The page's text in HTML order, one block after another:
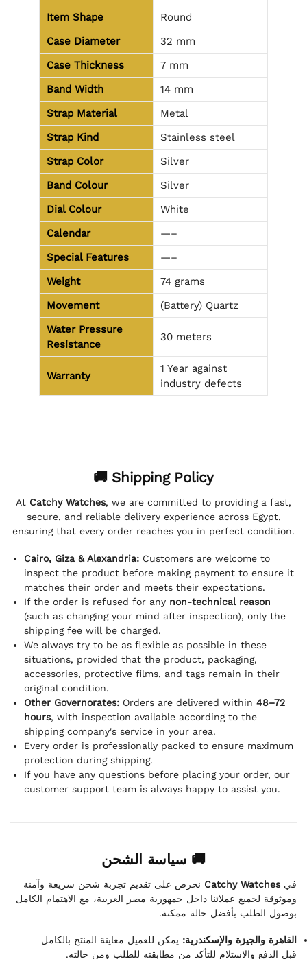
Item Shape
Round
Case Diameter
32 mm
Case Thickness
7 mm
Band Width
14 mm
Strap Material
Metal
Strap Kind
Stainless steel
Strap Color
Silver
Band Colour
Silver
Dial Colour
White
Calendar
—–
Special Features
—–
Weight
74 grams
Movement
(Battery) Quartz
Water Pressure
Resistance
30 meters
Warranty
1 Year against
industry defects
🚚 Shipping Policy
At Catchy Watches, we are committed to providing a fast,
secure, and reliable delivery experience across Egypt,
ensuring that every order reaches you in perfect condition.
Cairo, Giza & Alexandria: Customers are welcome to
inspect the product before making payment to ensure it
matches their order and meets their expectations.
If the order is refused for any non-technical reason
(such as changing your mind after inspection), only the
shipping fee will be charged.
We always try to be as flexible as possible in these
situations, provided that the product, packaging,
accessories, protective films, and tags remain in their
original condition.
Other Governorates: Orders are delivered within 48–72
hours, with inspection available according to the
shipping company's service in your area.
Every order is professionally packed to ensure maximum
protection during shipping.
If you have any questions before placing your order, our
customer support team is always happy to assist you.
🚚 سياسة الشحن
فيCatchy Watches نحرص على تقديم تجربة شحن سريعة وآمنة
وموثوقة لجميع عملائنا داخل جمهورية مصر العربية، مع الاهتمام الكامل
بوصول الطلب بأفضل حالة ممكنة.
القاهرة والجيزة والإسكندرية: يمكن للعميل معاينة المنتج بالكامل
قبل الدفع والاستلام للتأكد من مطابقته للطلب ومن حالته.